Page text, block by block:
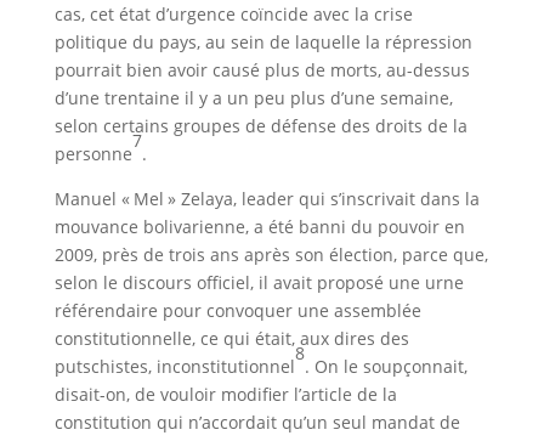
cas, cet état d’urgence coïncide avec la crise
politique du pays, au sein de laquelle la répression
pourrait bien avoir causé plus de morts, au-dessus
d’une trentaine il y a un peu plus d’une semaine,
selon certains groupes de défense des droits de la
personne
7
.
Manuel « Mel » Zelaya, leader qui s’inscrivait dans la
mouvance bolivarienne, a été banni du pouvoir en
2009, près de trois ans après son élection, parce que,
selon le discours officiel, il avait proposé une urne
référendaire pour convoquer une assemblée
constitutionnelle, ce qui était, aux dires des
putschistes, inconstitutionnel
8
. On le soupçonnait,
disait-on, de vouloir modifier l’article de la
constitution qui n’accordait qu’un seul mandat de